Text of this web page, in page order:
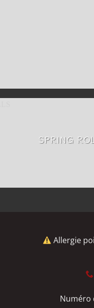
SPRING
Allergie
Numéro